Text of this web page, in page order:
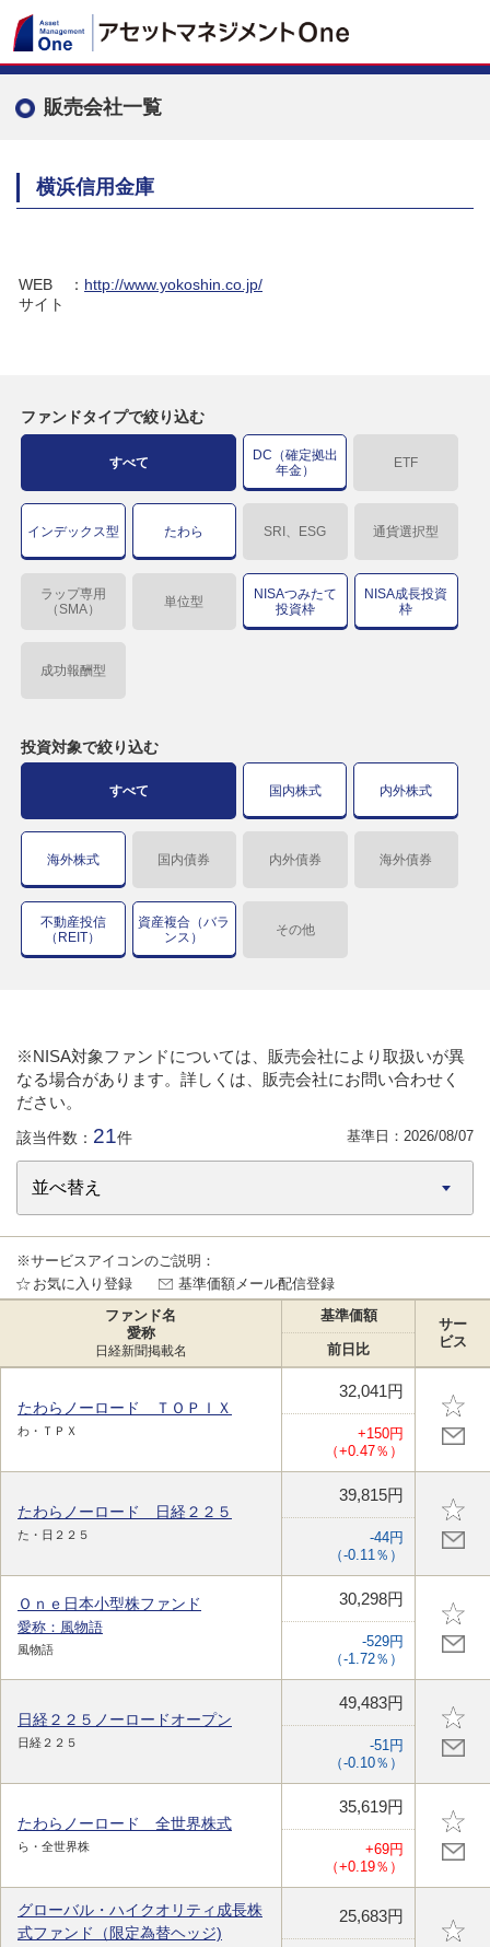
販売会社一覧
横浜信用金庫
WEB
サイト
： http://www.yokoshin.co.jp/
ファンドタイプで絞り込む
すべて
DC（確定拠出
年金）
ETF
インデックス型 たわら SRI、ESG 通貨選択型
ラップ専用
（SMA）
単位型
NISAつみたて
投資枠
NISA成長投資
枠
成功報酬型
投資対象で絞り込む
すべて 国内株式 内外株式
海外株式 国内債券 内外債券 海外債券
不動産投信
（REIT）
資産複合（バラ
ンス）
その他
※NISA対象ファンドについては、販売会社により取扱いが異
なる場合があります。詳しくは、販売会社にお問い合わせく
ださい。
該当件数： 21件 基準日： 2026/08/07
※サービスアイコンのご説明：
お気に入り登録
基準価額メール配信登録
ファンド名
愛称
日経新聞掲載名
基準価額
サー
ビス
前日比
たわらノーロード ＴＯＰＩＸ
わ・ＴＰＸ
32,041円
+150円
（+0.47％）
たわらノーロード 日経２２５
た・日２２５
39,815円
-44円
（-0.11％）
Ｏｎｅ日本小型株ファンド
愛称：風物語
風物語
30,298円
-529円
（-1.72％）
日経２２５ノーロードオープン
日経２２５
49,483円
-51円
（-0.10％）
たわらノーロード 全世界株式
ら・全世界株
35,619円
+69円
（+0.19％）
グローバル・ハイクオリティ成長株
式ファンド（限定為替ヘッジ)
25,683円